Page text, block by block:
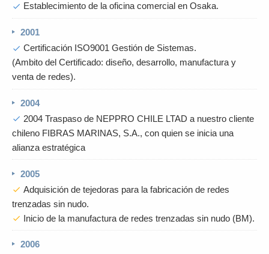
check Establecimiento de la oficina comercial en Osaka.
2001
check Certificación ISO9001 Gestión de Sistemas.
(Ambito del Certificado: diseño, desarrollo, manufactura y
venta de redes).
2004
check 2004 Traspaso de NEPPRO CHILE LTAD a nuestro cliente
chileno FIBRAS MARINAS, S.A., con quien se inicia una
alianza estratégica
2005
check Adquisición de tejedoras para la fabricación de redes
trenzadas sin nudo.
check Inicio de la manufactura de redes trenzadas sin nudo (BM).
2006